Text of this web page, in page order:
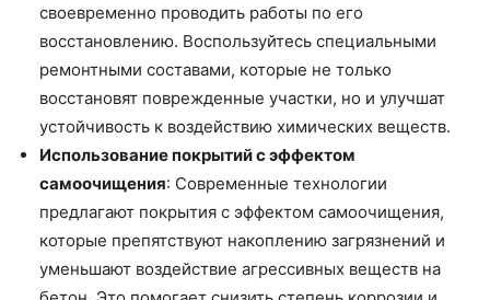
своевременно проводить работы по его
восстановлению. Воспользуйтесь специальными
ремонтными составами, которые не только
восстановят поврежденные участки, но и улучшат
устойчивость к воздействию химических веществ.
Использование покрытий с эффектом
самоочищения: Современные технологии
предлагают покрытия с эффектом самоочищения,
которые препятствуют накоплению загрязнений и
уменьшают воздействие агрессивных веществ на